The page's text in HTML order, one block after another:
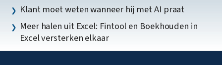
Klant moet weten wanneer hij met AI praat
Meer halen uit Excel: Fintool en Boekhouden in
Excel versterken elkaar